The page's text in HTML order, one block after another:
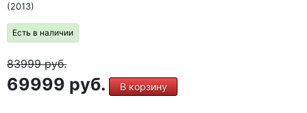
(2013)
Есть в наличии
83999руб.
69999 руб. В корзину